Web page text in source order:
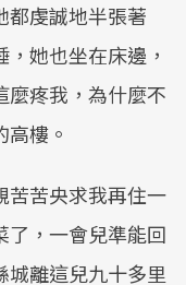
都虔誠地半張著
她也坐在床邊，
麼疼我，為什麼不
樓。
苦苦央求我再住一
了，一會兒準能回
城離這兒九十多里